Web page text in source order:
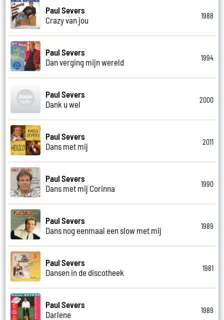
Paul Severs
Crazy van jou
1988
Paul Severs
Dan verging mijn wereld
1994
Paul Severs
Dank u wel
2000
Paul Severs
Dans met mij
2011
Paul Severs
Dans met mij Corinna
1990
Paul Severs
Dans nog eenmaal een slow met mij
1989
Paul Severs
Dansen in de discotheek
1981
Paul Severs
Darlene
1989